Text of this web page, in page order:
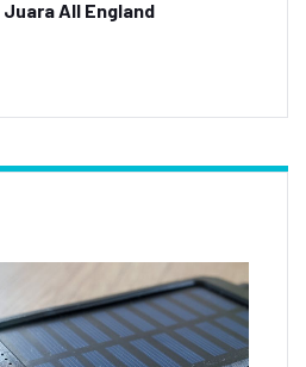
Juara All England